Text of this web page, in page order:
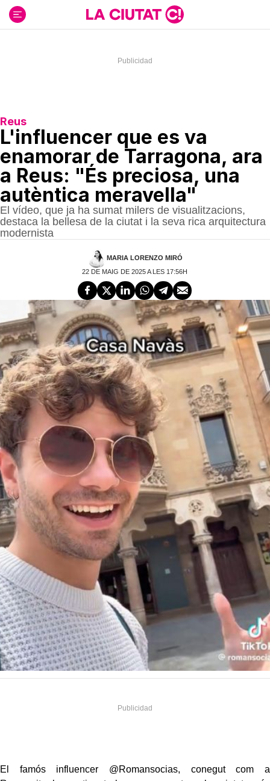
contenido
Reus
L'influencer que es va
enamorar de Tarragona, ara
a Reus: "És preciosa, una
autèntica meravella"
El vídeo, que ja ha sumat milers de visualitzacions,
destaca la bellesa de la ciutat i la seva rica arquitectura
modernista
MARIA LORENZO MIRÓ
22 DE MAIG DE 2025 A LES 17:56H
El famós influencer @Romansocias, conegut com a